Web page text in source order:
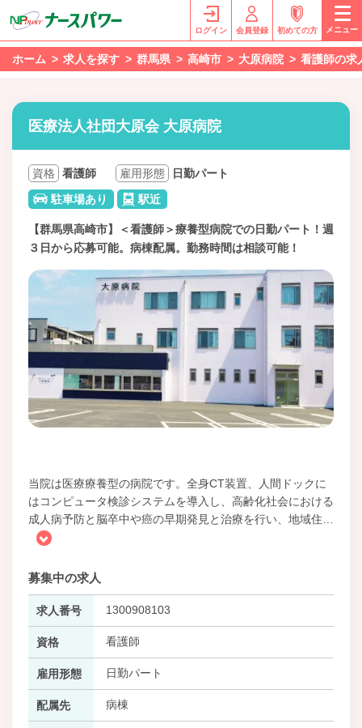
ログイン 会員登録 初めての方 メニュー
ホーム 求人を探す 群馬県 高崎市 大原病院 看護師の求
医療法人社団大原会 大原病院
資格 看護師 雇用形態
日勤パート
駐車場あり
駅近
【群馬県高崎市】＜看護師＞療養型病院での日勤パート！週
３日から応募可能。病棟配属。勤務時間は相談可能！
当院は医療療養型の病院です。全身CT装置、人間ドックに
はコンピュータ検診システムを導入し、高齢化社会における
成人病予防と脳卒中や癌の早期発見と治療を行い、地域住
募集中の求人
求人番号 1300908103
資格 看護師
雇用形態 日勤パート
配属先 病棟